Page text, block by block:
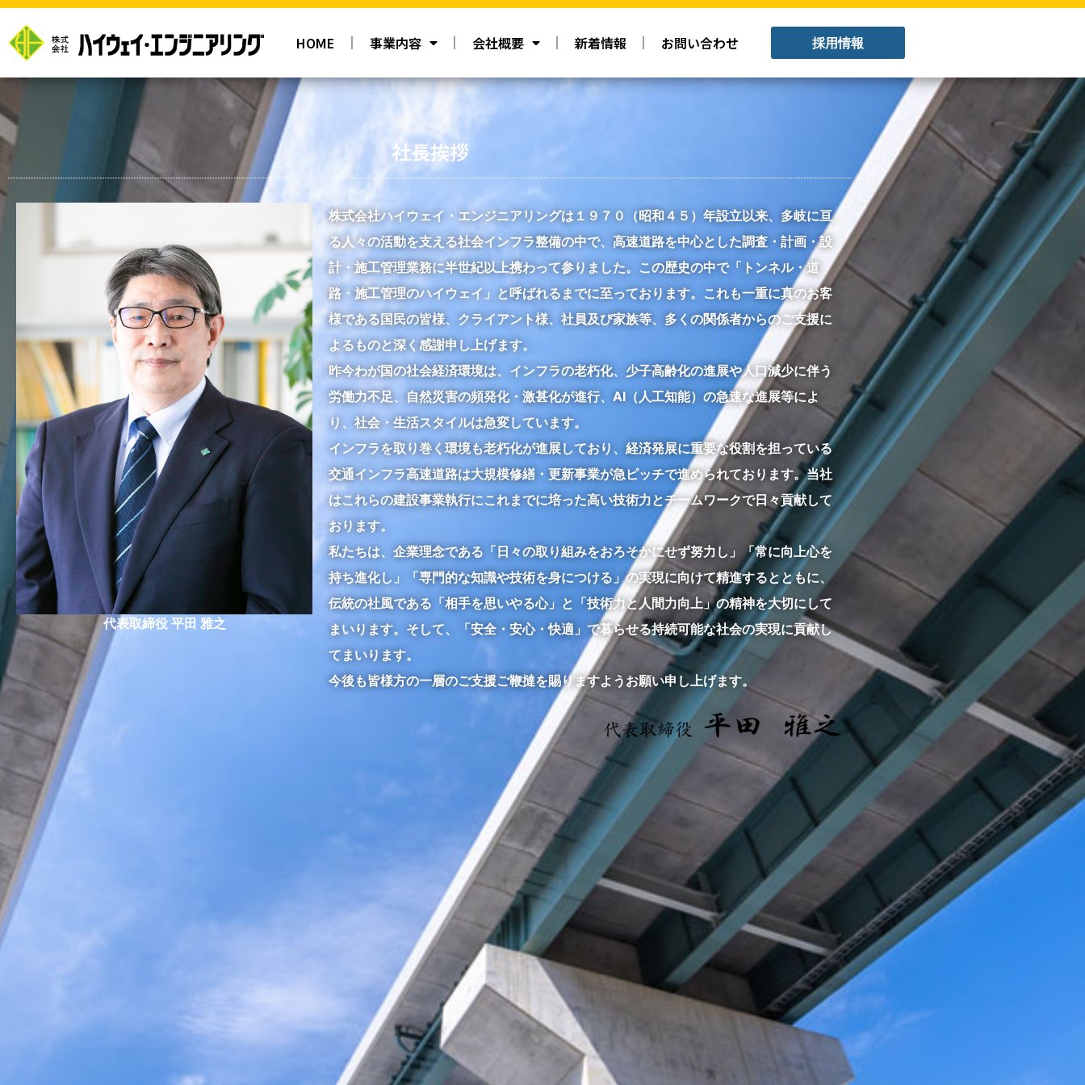
HOME 事業内容 会社概要 新着情報 お問い合わせ 採用情報
社長挨拶
代表取締役 平田 雅之
株式会社ハイウェイ・エンジニアリングは１９７０（昭和４５）年設立以来、多岐に亘
る人々の活動を支える社会インフラ整備の中で、高速道路を中心とした調査・計画・設
計・施工管理業務に半世紀以上携わって参りました。この歴史の中で「トンネル・道
路・施工管理のハイウェイ」と呼ばれるまでに至っております。これも一重に真のお客
様である国民の皆様、クライアント様、社員及び家族等、多くの関係者からのご支援に
よるものと深く感謝申し上げます。
昨今わが国の社会経済環境は、インフラの老朽化、少子高齢化の進展や人口減少に伴う
労働力不足、自然災害の頻発化・激甚化が進行、AI（人工知能）の急速な進展等によ
り、社会・生活スタイルは急変しています。
インフラを取り巻く環境も老朽化が進展しており、経済発展に重要な役割を担っている
交通インフラ高速道路は大規模修繕・更新事業が急ピッチで進められております。当社
はこれらの建設事業執行にこれまでに培った高い技術力とチームワークで日々貢献して
おります。
私たちは、企業理念である「日々の取り組みをおろそかにせず努力し」「常に向上心を
持ち進化し」「専門的な知識や技術を身につける」の実現に向けて精進するとともに、
伝統の社風である「相手を思いやる心」と「技術力と人間力向上」の精神を大切にして
まいります。そして、「安全・安心・快適」で暮らせる持続可能な社会の実現に貢献し
てまいります。
今後も皆様方の一層のご支援ご鞭撻を賜りますようお願い申し上げます。